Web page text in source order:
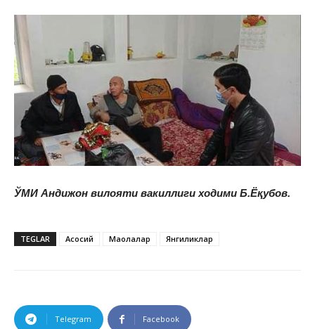
ЎМИ Андижон вилояти вакиллиги ходими Б.Ёқубов.
TEGLAR Асосий Мақолалар Янгиликлар
Telegram Facebook